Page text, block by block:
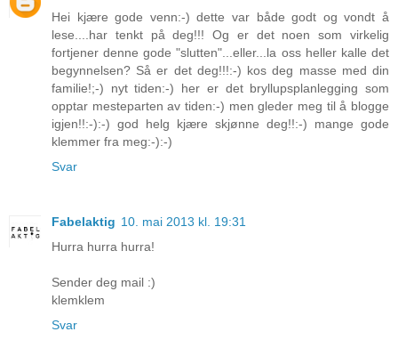
Hei kjære gode venn:-) dette var både godt og vondt å
lese....har tenkt på deg!!! Og er det noen som virkelig
fortjener denne gode "slutten"...eller...la oss heller kalle det
begynnelsen? Så er det deg!!!:-) kos deg masse med din
familie!;-) nyt tiden:-) her er det bryllupsplanlegging som
opptar mesteparten av tiden:-) men gleder meg til å blogge
igjen!!:-):-) god helg kjære skjønne deg!!:-) mange gode
klemmer fra meg:-):-)
Svar
Fabelaktig 10. mai 2013 kl. 19:31
Hurra hurra hurra!
Sender deg mail :)
klemklem
Svar